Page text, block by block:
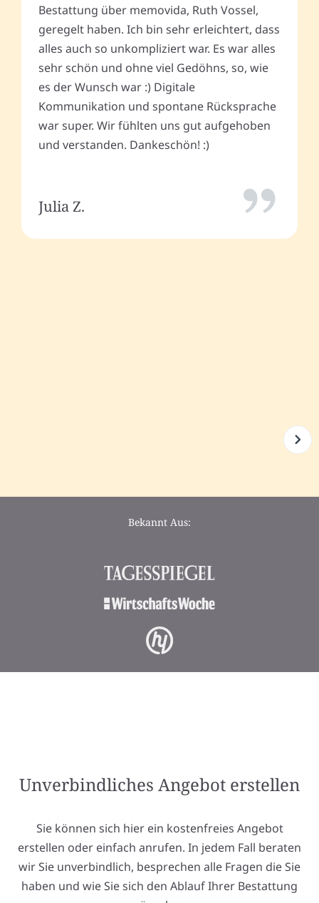
Bestattung über memovida, Ruth Vossel,
geregelt haben. Ich bin sehr erleichtert, dass
alles auch so unkompliziert war. Es war alles
sehr schön und ohne viel Gedöhns, so, wie
es der Wunsch war :) Digitale
Kommunikation und spontane Rücksprache
war super. Wir fühlten uns gut aufgehoben
und verstanden. Dankeschön! :)
Julia Z.
Bekannt Aus:
Unverbindliches Angebot erstellen
Sie können sich hier ein kostenfreies Angebot
erstellen oder einfach anrufen. In jedem Fall beraten
wir Sie unverbindlich, besprechen alle Fragen die Sie
haben und wie Sie sich den Ablauf Ihrer Bestattung